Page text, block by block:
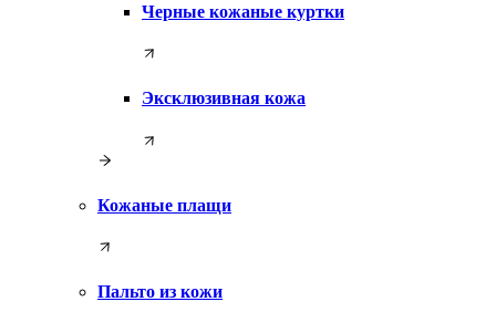
Черные кожаные куртки
Эксклюзивная кожа
Кожаные плащи
Пальто из кожи